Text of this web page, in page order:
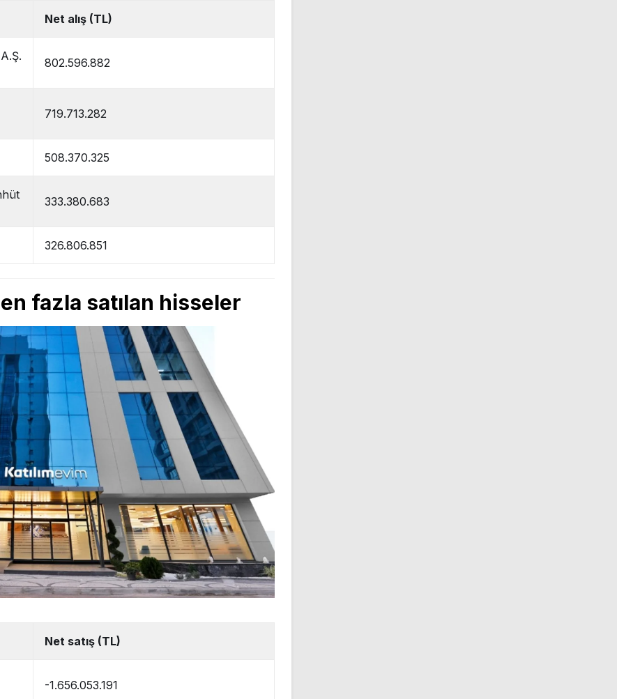
Net alış (TL)
802.596.882
719.713.282
508.370.325
333.380.683
326.806.851
fazla satılan hisseler
Net satış (TL)
-1.656.053.191